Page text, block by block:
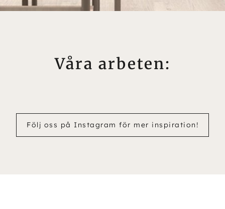
Våra arbeten:
Följ oss på Instagram för mer inspiration!